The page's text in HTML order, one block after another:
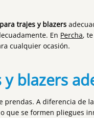
trajes y blazers
En Percha,
cualquier ocasión.
blazers
prendas. A diferencia de
que se formen pliegues